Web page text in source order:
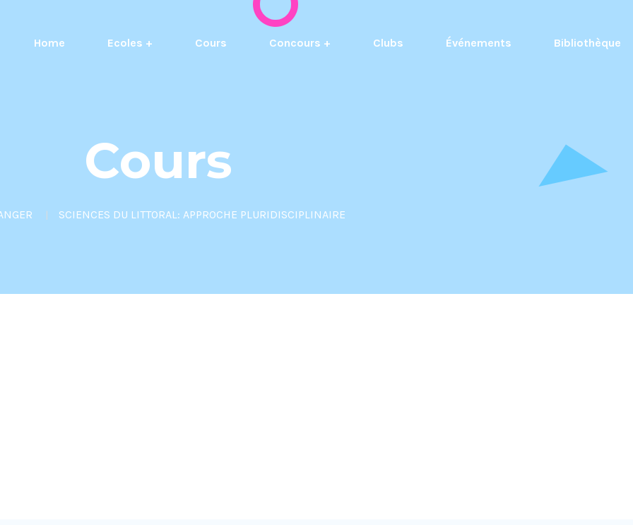
Home Ecoles + Cours Concours + Clubs Événements Bibliothèque
Cours
SCIENCES DU LITTORAL: APPROCHE PLURIDISCIPLINAIRE